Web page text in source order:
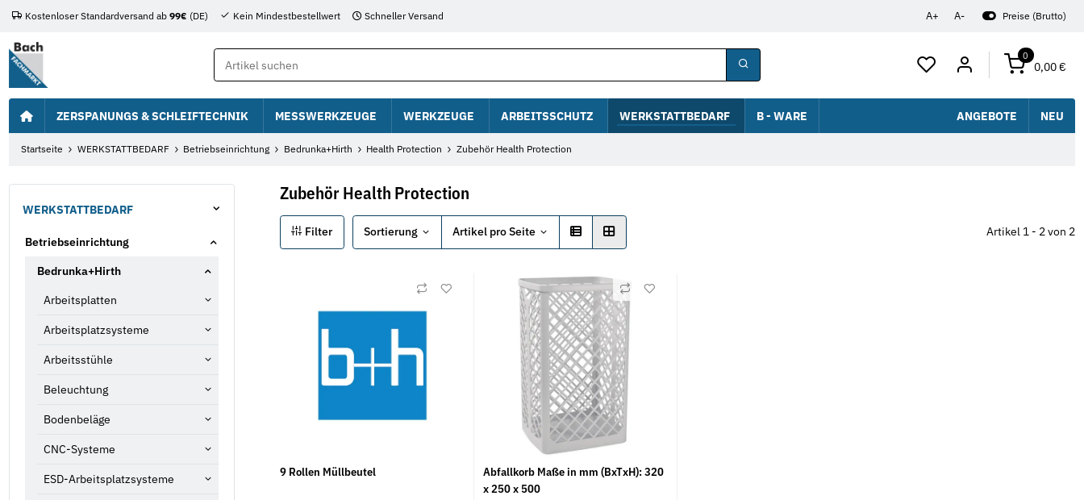
A+ A- Preise (Brutto)
Kostenloser Standardversand ab 99€ (DE) Kein Mindestbestellwert Schneller Versand
0
0,00 €
ZERSPANUNGS & SCHLEIFTECHNIK MESSWERKZEUGE WERKZEUGE ARBEITSSCHUTZ WERKSTATTBEDARF B - WARE ANGEBOTE NEU
Startseite WERKSTATTBEDARF Betriebseinrichtung Bedrunka+Hirth Health Protection Zubehör Health Protection
Zubehör Health Protection
Filter Sortierung Artikel pro Seite Artikel 1 - 2 von 2
9 Rollen Müllbeutel
Abfallkorb Maße in mm (BxTxH): 320
x 250 x 500
WERKSTATTBEDARF
Betriebseinrichtung
Bedrunka+Hirth
Arbeitsplatten
Arbeitsplatzsysteme
Arbeitsstühle
Beleuchtung
Bodenbeläge
CNC-Systeme
ESD-Arbeitsplatzsysteme